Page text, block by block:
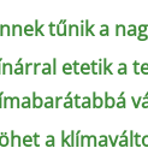
tűnik a
etetik a
a